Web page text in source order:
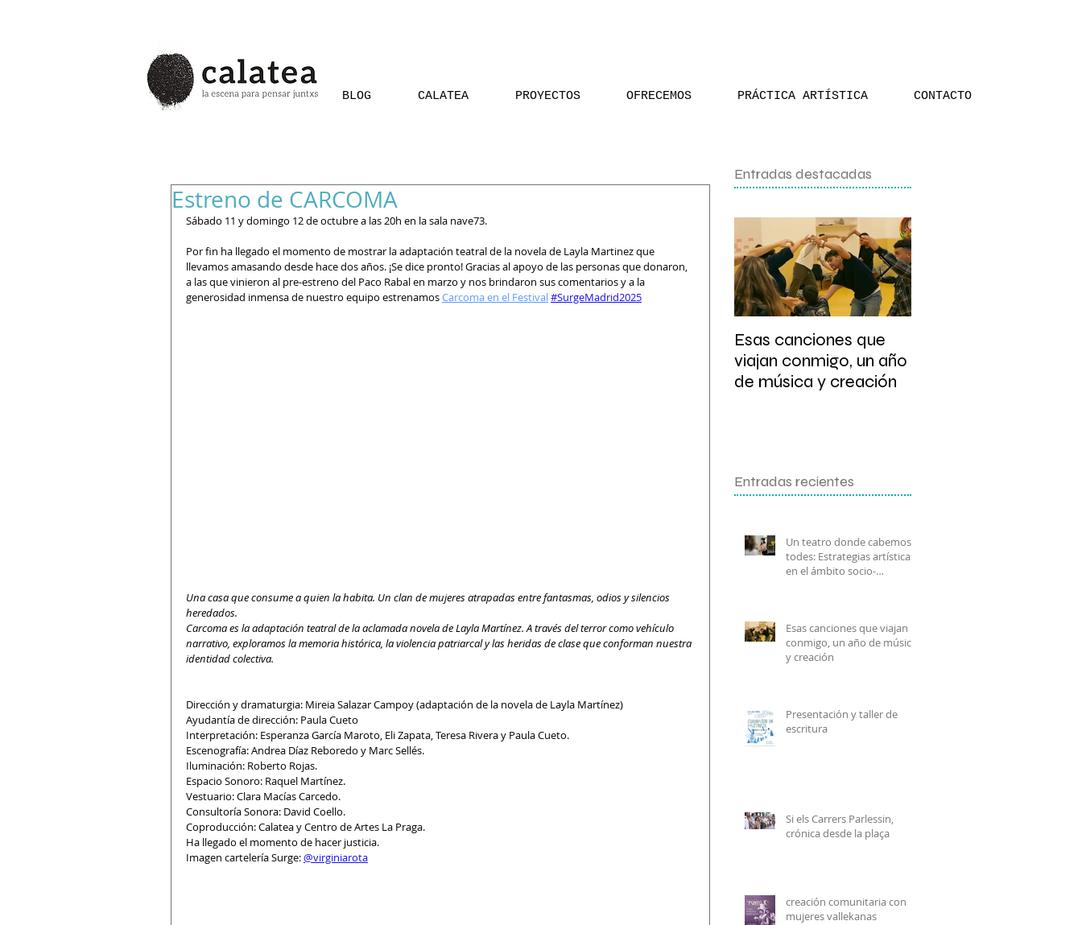
BLOG CALATEA PROYECTOS OFRECEMOS PRÁCTICA ARTÍSTICA CONTACTO
Estreno de CARCOMA
Sábado 11 y domingo 12 de octubre a las 20h en la sala nave73.
Por fin ha llegado el momento de mostrar la adaptación teatral de la novela de Layla Martinez que
llevamos amasando desde hace dos años. ¡Se dice pronto! Gracias al apoyo de las personas que donaron,
a las que vinieron al pre-estreno del Paco Rabal en marzo y nos brindaron sus comentarios y a la
generosidad inmensa de nuestro equipo estrenamos Carcoma en el Festival#SurgeMadrid2025
Una casa que consume a quien la habita. Un clan de mujeres atrapadas entre fantasmas, odios y silencios
heredados.
Carcoma es la adaptación teatral de la aclamada novela de Layla Martínez. A través del terror como vehículo
narrativo, exploramos la memoria histórica, la violencia patriarcal y las heridas de clase que conforman nuestra
identidad colectiva.
Dirección y dramaturgia: Mireia Salazar Campoy (adaptación de la novela de Layla Martínez)
Ayudantía de dirección: Paula Cueto
Interpretación: Esperanza García Maroto, Eli Zapata, Teresa Rivera y Paula Cueto.
Escenografía: Andrea Díaz Reboredo y Marc Sellés.
Iluminación: Roberto Rojas.
Espacio Sonoro: Raquel Martínez.
Vestuario: Clara Macías Carcedo.
Consultoría Sonora: David Coello.
Coproducción: Calatea y Centro de Artes La Praga.
Ha llegado el momento de hacer justicia.
Imagen cartelería Surge: @virginiarota
Entradas destacadas
Esas canciones que
viajan conmigo, un año
de música y creación
Entradas recientes
Un teatro donde cabemos
todes: Estrategias artísticas
en el ámbito socio-
Esas canciones que viajan
conmigo, un año de música
y creación
Presentación y taller de
escritura
Si els Carrers Parlessin,
crónica desde la plaça
creación comunitaria con
mujeres vallekanas